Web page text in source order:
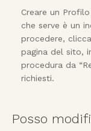
Creare un
che serve è un
procedere,
pagina del sito,
procedura da
richiesti.
Posso